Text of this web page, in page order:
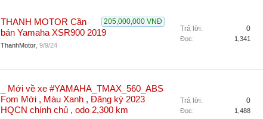
205,000,000 VNĐ
THANH MOTOR Cần
bán Yamaha XSR900 2019
ThanhMotor 9/9/24
Trả lời: 0
Đọc: 1,341
_ Mới về xe #YAMAHA_TMAX_560_ABS
Fom Mới , Màu Xanh , Đăng ký 2023
HQCN chính chủ , odo 2,300 km
Trả lời: 0
Đọc: 1,488